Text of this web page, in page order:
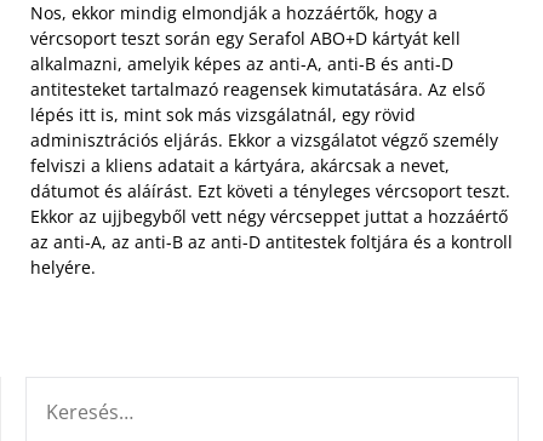
Nos, ekkor mindig elmondják a hozzáértők, hogy a
vércsoport teszt során egy Serafol ABO+D kártyát kell
alkalmazni, amelyik képes az anti-A, anti-B és anti-D
antitesteket tartalmazó reagensek kimutatására. Az első
lépés itt is, mint sok más vizsgálatnál, egy rövid
adminisztrációs eljárás. Ekkor a vizsgálatot végző személy
felviszi a kliens adatait a kártyára, akárcsak a nevet,
dátumot és aláírást. Ezt követi a tényleges vércsoport teszt.
Ekkor az ujjbegyből vett négy vércseppet juttat a hozzáértő
az anti-A, az anti-B az anti-D antitestek foltjára és a kontroll
helyére.